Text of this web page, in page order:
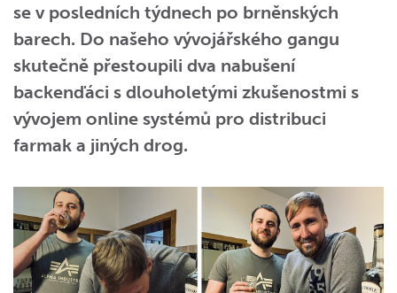
se v posledních týdnech po brněnských
barech. Do našeho vývojářského gangu
skutečně přestoupili dva nabušení
backenďáci s dlouholetými zkušenostmi s
vývojem online systémů pro distribuci
farmak a jiných drog.